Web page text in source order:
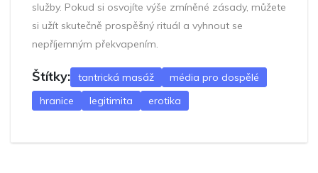
služby. Pokud si osvojíte výše zmíněné zásady, můžete
si užít skutečně prospěšný rituál a vyhnout se
nepříjemným překvapením.
Štítky: tantrická masáž
média pro dospělé
hranice
legitimita erotika